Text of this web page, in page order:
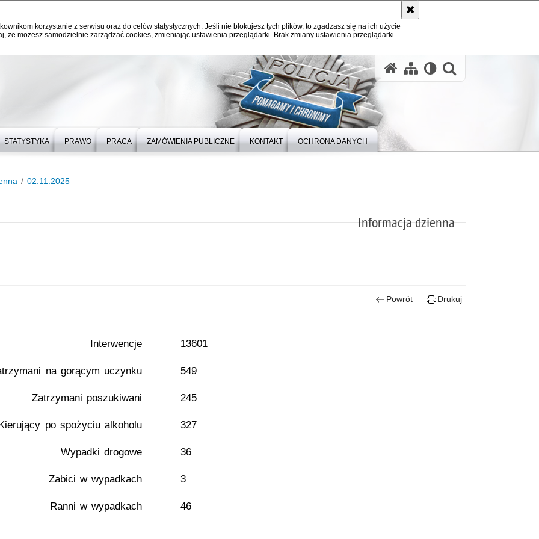
korzystanie z serwisu oraz do celów statystycznych. Jeśli nie blokujesz tych plików, to zgadzasz się na ich użycie
że możesz samodzielnie zarządzać cookies, zmieniając ustawienia przeglądarki. Brak zmiany ustawienia przeglądarki
STATYSTYKA PRAWO PRACA ZAMÓWIENIA PUBLICZNE KONTAKT OCHRONA DANYCH
02.11.2025
Informacja dzienna
Powrót Drukuj
Interwencje 13601
na gorącym uczynku 549
Zatrzymani poszukiwani 245
po spożyciu alkoholu 327
Wypadki drogowe 36
Zabici w wypadkach 3
Ranni w wypadkach 46